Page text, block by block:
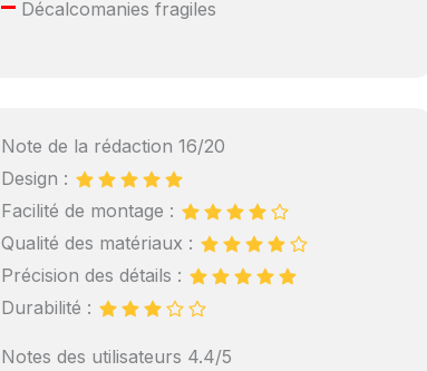
Décalcomanies fragiles
Note de la rédaction 16/20
Design :
Facilité de montage :
Qualité des matériaux :
Précision des détails :
Durabilité :
Notes des utilisateurs 4.4/5